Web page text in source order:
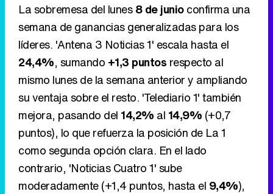
La sobremesa del lunes8 de junioconfirma una
semana de ganancias generalizadas para los
líderes. 'Antena 3 Noticias 1' escala hasta el
24,4%, sumando +1,3 puntos respecto al
mismo lunes de la semana anterior y ampliando
su ventaja sobre el resto. 'Telediario 1' también
mejora, pasando del 14,2% al 14,9% (+0,7
puntos), lo que refuerza la posición de La 1
como segunda opción clara. En el lado
contrario, 'Noticias Cuatro 1' sube
moderadamente (+1,4 puntos, hasta el 9,4%),